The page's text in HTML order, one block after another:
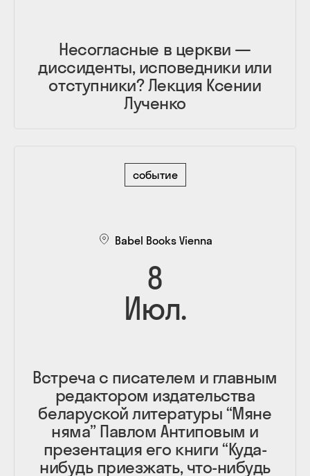
Несогласные в церкви —
диссиденты, исповедники или
отступники? Лекция Ксении
Лученко
событие
Babel Books Vienna
8
Июл.
Встреча с писателем и главным
редактором издательства
беларуской литературы “Мяне
няма” Павлом Антиповым и
презентация его книги “Куда-
нибудь приезжать, что-нибудь